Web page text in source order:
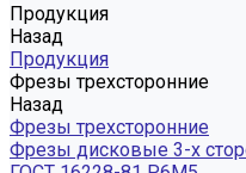
Продукция
Назад
Продукция
Фрезы трехсторонние
Назад
Фрезы трехсторонние
Фрезы дисковые 3-х